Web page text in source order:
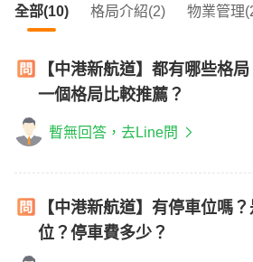
全部(10) 格局介紹(2) 物業管理
【中港新航道】都有哪些格
一個格局比較推薦？
暫無回答，去Line問
【中港新航道】有停車位嗎
位？停車費多少？